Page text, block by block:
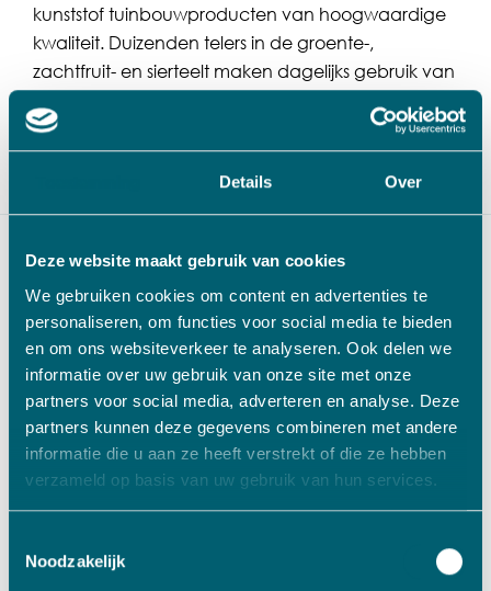
Details Over
Deze website maakt gebruik van cookies
We gebruiken cookies om content en advertenties te
personaliseren, om functies voor social media te bieden
en om ons websiteverkeer te analyseren. Ook delen we
informatie over uw gebruik van onze site met onze
partners voor social media, adverteren en analyse. Deze
partners kunnen deze gegevens combineren met andere
informatie die u aan ze heeft verstrekt of die ze hebben
verzameld op basis van uw gebruik van hun services.
Noodzakelijk
kunststof tuinbouwproducten van hoogwaardige
kwaliteit. Duizenden telers in de groente-,
zachtfruit- en sierteelt maken dagelijks gebruik van
haken, substraatbakken, (sier)potten, draingoten
en meer.
QUICK LINKS